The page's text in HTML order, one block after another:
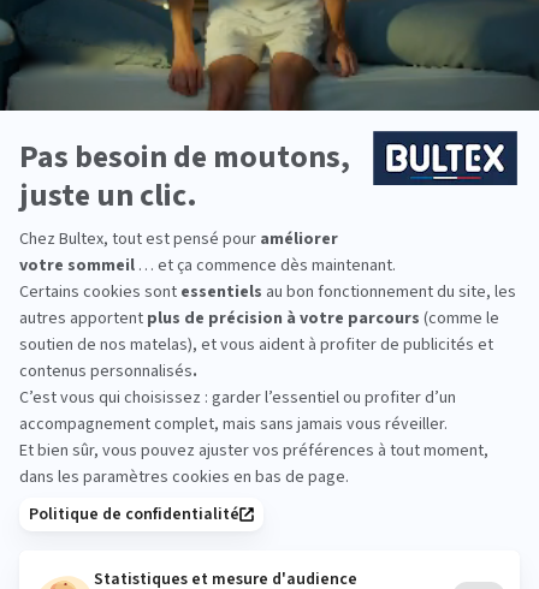
Pour équiper toute la famille, vous trouverez des
solutions du couchage enfant aux grands formats.
Chacun peut choisir son confort, tout en
harmonisant les dimensions et les finitions.
*Marque la plus détenue : 18 599 personnes
Iligo.
PULSAT LA SUZE : essayez
Passez en magasin pour comparer les matelas en
vous allongeant quelques minutes, sur le dos puis
sur le côté. Testez plusieurs fermetés, avec et sans
sommier assorti, et prenez le temps de ressentir le
maintien. Ces essais concrets vous aideront à
valider le bon duo matelas + sommier.
Lundi